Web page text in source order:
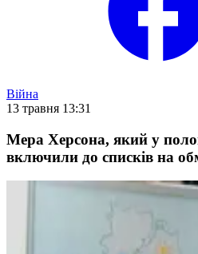
Війна
13 травня 13:31
Мера Херсона, який у
включили до списків на